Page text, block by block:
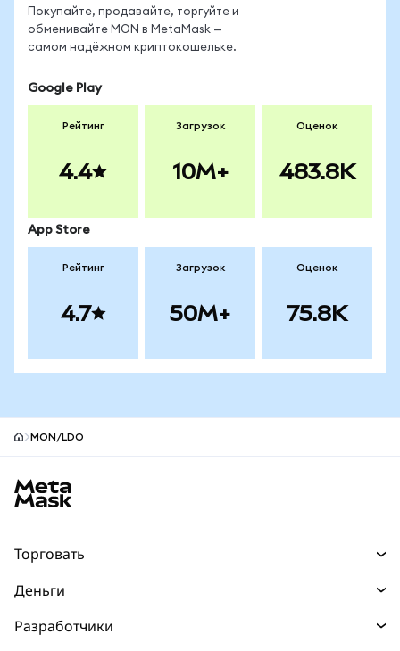
Покупайте, продавайте, торгуйте и
обменивайте MON в MetaMask —
самом надёжном криптокошельке.
Google Play
Рейтинг
4.4
Загрузок
10M+
Оценок
483.8K
App Store
Рейтинг
4.7
Загрузок
50M+
Оценок
75.8K
MON/LDO
Торговать
Прогнозы
Деньги
Разработчики